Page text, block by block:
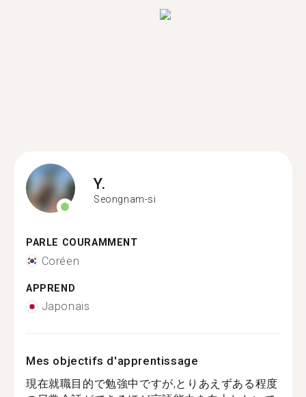
Y.
Seongnam-si
PARLE COURAMMENT
Coréen
APPREND
Japonais
Mes objectifs d'apprentissage
現在就職目的で勉強中ですが,とりあえずある程度